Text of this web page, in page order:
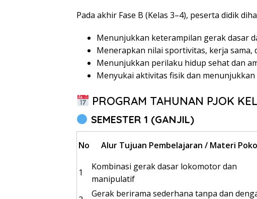
Pada akhir Fase B (Kelas 3–4), peserta didik
Menunjukkan keterampilan gerak dasar
Menerapkan nilai sportivitas, kerja sama,
Menunjukkan perilaku hidup sehat dan
Menyukai aktivitas fisik dan
PROGRAM TAHUNAN PJOK
SEMESTER 1 (GANJIL)
No Alur Tujuan Pembelajaran / Materi
1
Kombinasi gerak dasar lokomotor dan
manipulatif
Gerak berirama sederhana tanpa dan